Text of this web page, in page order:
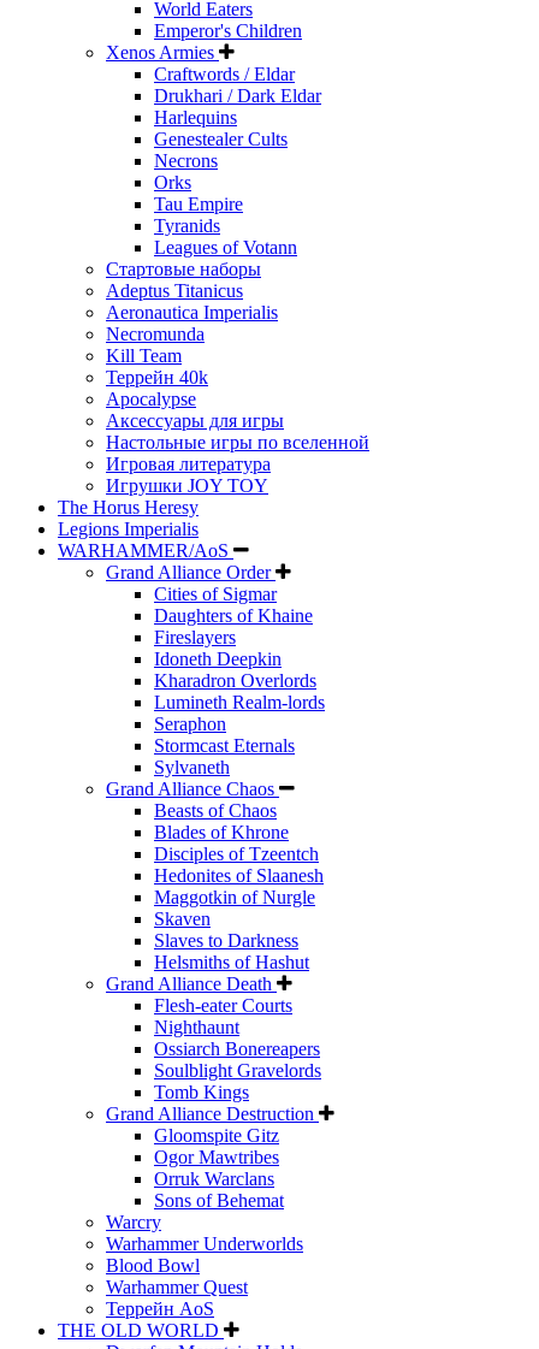
World Eaters
Emperor's Children
Xenos Armies
Craftwords / Eldar
Drukhari / Dark Eldar
Harlequins
Genestealer Cults
Necrons
Orks
Tau Empire
Tyranids
Leagues of Votann
Стартовые наборы
Adeptus Titanicus
Aeronautica Imperialis
Necromunda
Kill Team
Террейн 40k
Apocalypse
Аксессуары для игры
Настольные игры по вселенной
Игровая литература
Игрушки JOY TOY
The Horus Heresy
Legions Imperialis
WARHAMMER/AoS
Grand Alliance Order
Cities of Sigmar
Daughters of Khaine
Fireslayers
Idoneth Deepkin
Kharadron Overlords
Lumineth Realm-lords
Seraphon
Stormcast Eternals
Sylvaneth
Grand Alliance Chaos
Beasts of Chaos
Blades of Khrone
Disciples of Tzeentch
Hedonites of Slaanesh
Maggotkin of Nurgle
Skaven
Slaves to Darkness
Helsmiths of Hashut
Grand Alliance Death
Flesh-eater Courts
Nighthaunt
Ossiarch Bonereapers
Soulblight Gravelords
Tomb Kings
Grand Alliance Destruction
Gloomspite Gitz
Ogor Mawtribes
Orruk Warclans
Sons of Behemat
Warcry
Warhammer Underworlds
Blood Bowl
Warhammer Quest
Террейн AoS
THE OLD WORLD